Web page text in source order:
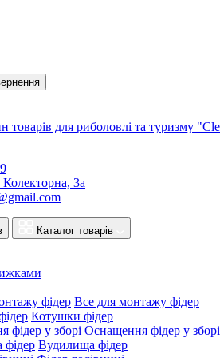
3а
Каталог товарів
Все для монтажу фідер
Котушки фідер
Оснащення фідер у зборі
Вудилища фідер